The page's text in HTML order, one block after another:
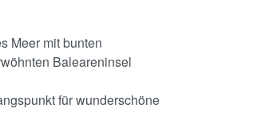
Meer mit bunten
Baleareninsel
für wunderschöne